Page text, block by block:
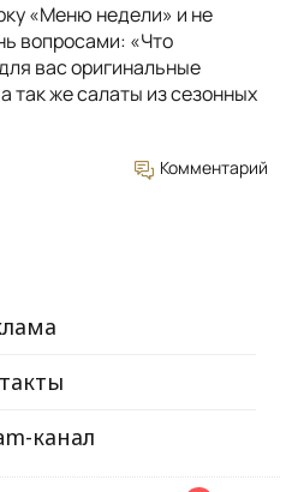
«Меню недели» и не
вопросами: «Что
вас оригинальные
так же салаты из сезонных
Комментарий
канал